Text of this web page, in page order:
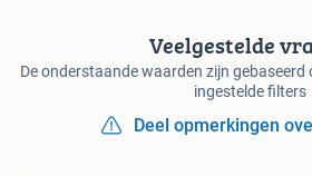
Veelgestelde
De onderstaande waarden zijn gebaseerd
ingestelde filters
Deel opmerkingen